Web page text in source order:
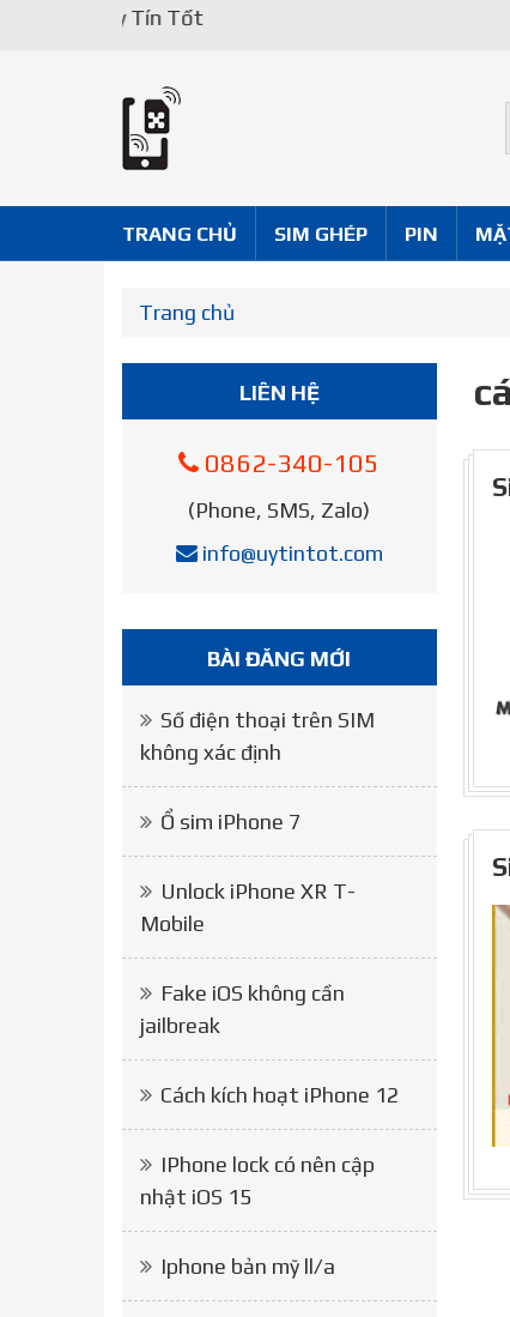
Uy Tín Tốt
TRANG CHỦ SIM GHÉP PIN
Trang chủ
LIÊN HỆ
0862-340-105
(Phone, SMS, Zalo)
info@uytintot.com
BÀI ĐĂNG MỚI
Số điện thoại trên SIM
không xác định
Ổ sim iPhone 7
Unlock iPhone XR T-
Mobile
Fake iOS không cần
jailbreak
Cách kích hoạt iPhone 12
IPhone lock có nên cập
nhật iOS 15
Iphone bản mỹ ll/a